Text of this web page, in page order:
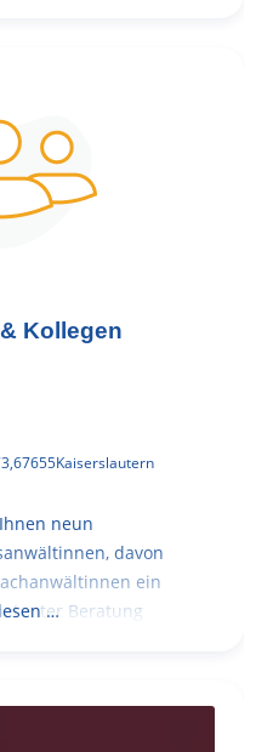
Kollegen
,67655Kaiserslautern
neun
davon
ein
Beratung
…